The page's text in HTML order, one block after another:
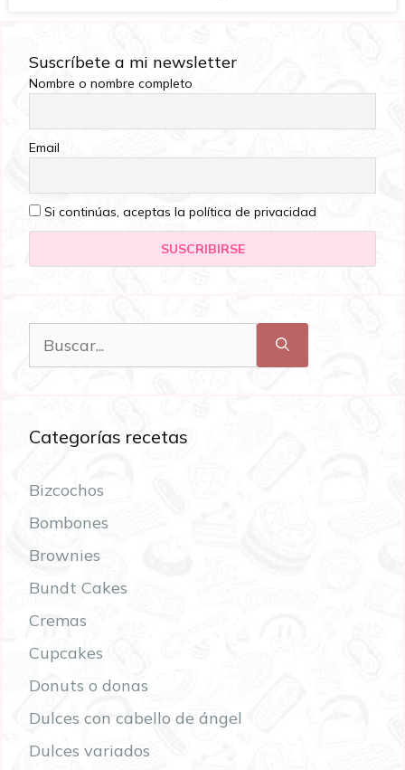
Suscríbete a mi newsletter
Nombre o nombre completo
Email
Si continúas, aceptas la política de privacidad
Categorías recetas
Bizcochos
Bombones
Brownies
Bundt Cakes
Cremas
Cupcakes
Donuts o donas
Dulces con cabello de ángel
Dulces variados